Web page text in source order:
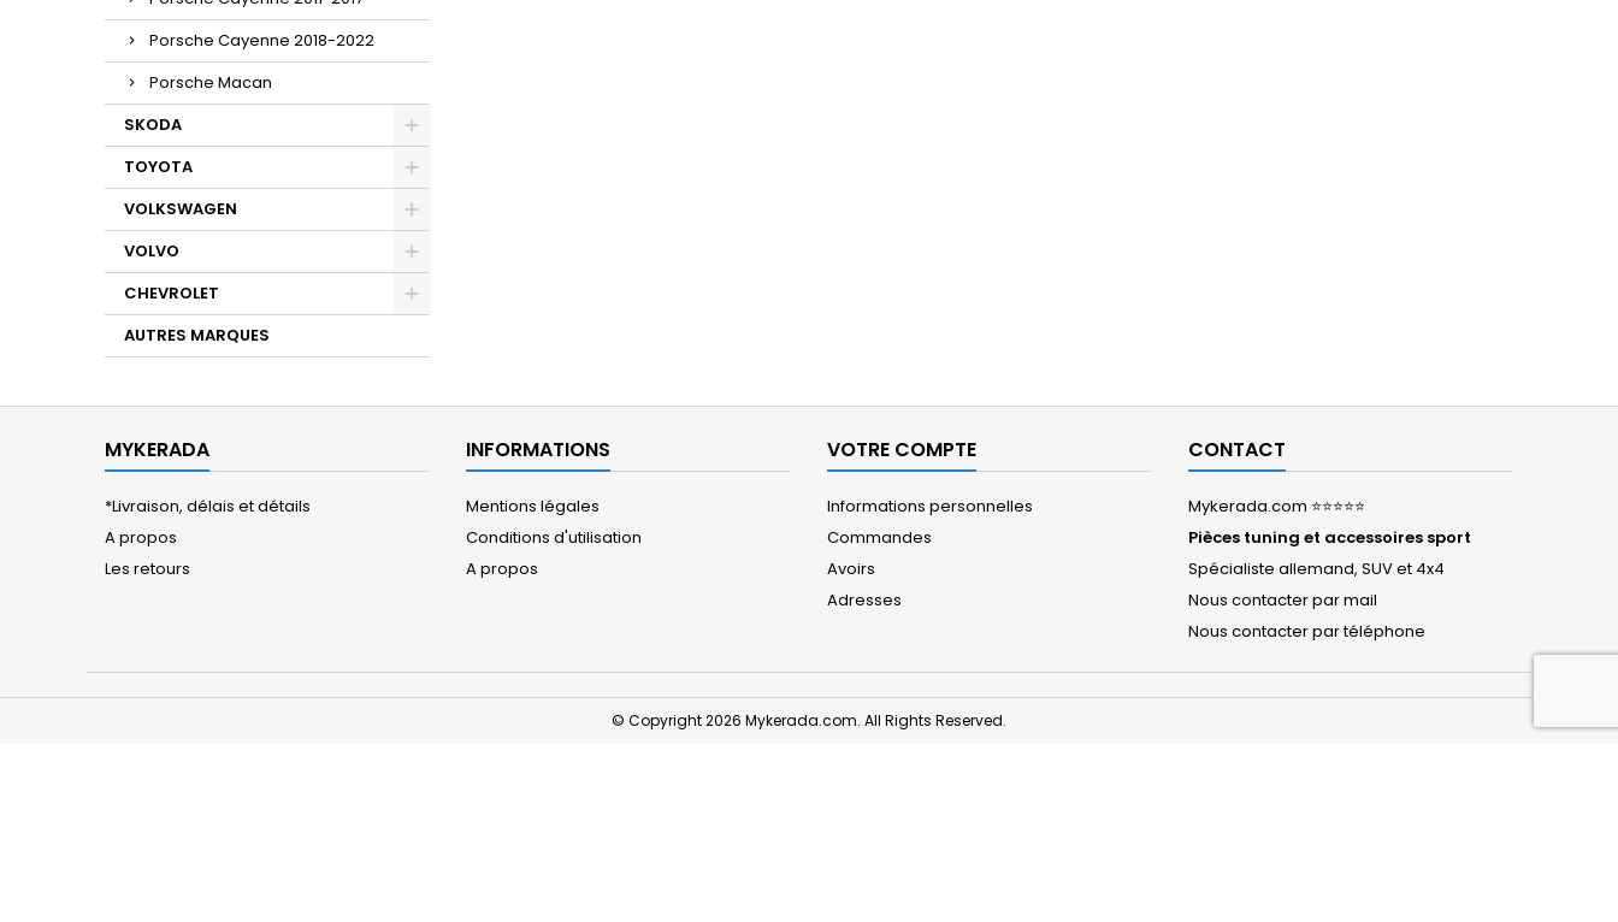
Porsche Cayenne 2018-2022
Porsche Macan
SKODA
TOYOTA
VOLKSWAGEN
VOLVO
CHEVROLET
AUTRES MARQUES
MYKERADA
*Livraison, délais et détails
A propos
Les retours
INFORMATIONS
Mentions légales
Conditions d'utilisation
A propos
VOTRE COMPTE
Informations personnelles
Commandes
Avoirs
Adresses
CONTACT
Mykerada.com ⭐⭐⭐⭐⭐
Pièces tuning et accessoires sport
Spécialiste allemand, SUV et 4x4
Nous contacter par mail
Nous contacter par téléphone
© Copyright 2026 Mykerada.com. All Rights Reserved.